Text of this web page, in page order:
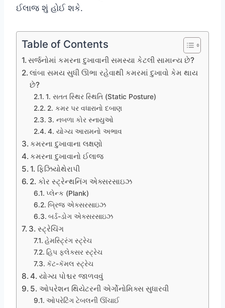
ઈલાજ શું હોઈ શકે.
Table of Contents
સર્જનોમાં કમરના દુખાવાની સમસ્યા કેટલી સામાન્ય છે?
લાંબા સમય સુધી ઊભા રહેવાથી કમરમાં દુખાવો કેમ થાય
છે?
1. સતત સ્થિર સ્થિતિ (Static Posture)
2. કમર પર વધારાનો દબાણ
3. નબળા કોર સ્નાયુઓ
4. યોગ્ય આરામનો અભાવ
કમરના દુખાવાના લક્ષણો
કમરના દુખાવાનો ઈલાજ
1. ફિઝિયોથેરાપી
2. કોર સ્ટ્રેન્થનિંગ એક્સરસાઇઝ
પ્લેન્ક (Plank)
બ્રિજ એક્સરસાઇઝ
બર્ડ-ડોગ એક્સરસાઇઝ
3. સ્ટ્રેચિંગ
હેમસ્ટ્રિંગ સ્ટ્રેચ
હિપ ફ્લેક્સર સ્ટ્રેચ
કૅટ-કૅમલ સ્ટ્રેચ
4. યોગ્ય પોશ્ચર જાળવવું
5. ઓપરેશન થિયેટરની એર્ગોનોમિક્સ સુધારવી
ઓપરેટિંગ ટેબલની ઊંચાઈ